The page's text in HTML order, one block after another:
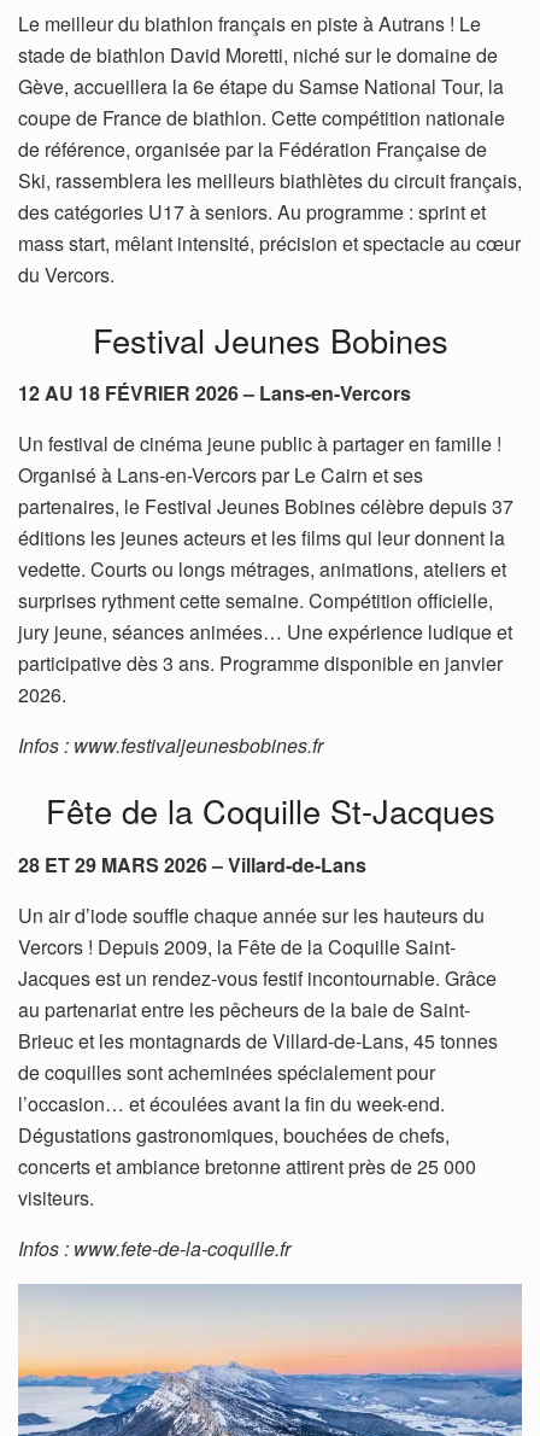
Le meilleur du biathlon français en piste à Autrans ! Le
stade de biathlon David Moretti, niché sur le domaine de
Gève, accueillera la 6e étape du Samse National Tour, la
coupe de France de biathlon. Cette compétition nationale
de référence, organisée par la Fédération Française de
Ski, rassemblera les meilleurs biathlètes du circuit français,
des catégories U17 à seniors. Au programme : sprint et
mass start, mêlant intensité, précision et spectacle au cœur
du Vercors.
Festival Jeunes Bobines
12 AU 18 FÉVRIER 2026 – Lans-en-Vercors
Un festival de cinéma jeune public à partager en famille !
Organisé à Lans-en-Vercors par Le Cairn et ses
partenaires, le Festival Jeunes Bobines célèbre depuis 37
éditions les jeunes acteurs et les films qui leur donnent la
vedette. Courts ou longs métrages, animations, ateliers et
surprises rythment cette semaine. Compétition officielle,
jury jeune, séances animées… Une expérience ludique et
participative dès 3 ans. Programme disponible en janvier
2026.
Infos : www.festivaljeunesbobines.fr
Fête de la Coquille St-Jacques
28 ET 29 MARS 2026 – Villard-de-Lans
Un air d’iode souffle chaque année sur les hauteurs du
Vercors ! Depuis 2009, la Fête de la Coquille Saint-
Jacques est un rendez-vous festif incontournable. Grâce
au partenariat entre les pêcheurs de la baie de Saint-
Brieuc et les montagnards de Villard-de-Lans, 45 tonnes
de coquilles sont acheminées spécialement pour
l’occasion… et écoulées avant la fin du week-end.
Dégustations gastronomiques, bouchées de chefs,
concerts et ambiance bretonne attirent près de 25 000
visiteurs.
Infos : www.fete-de-la-coquille.fr